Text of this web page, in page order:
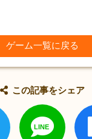
ゲーム一覧に戻る
この記事をシェア